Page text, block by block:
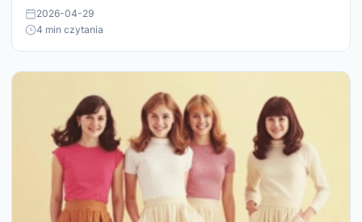
2026-04-29
4 min czytania